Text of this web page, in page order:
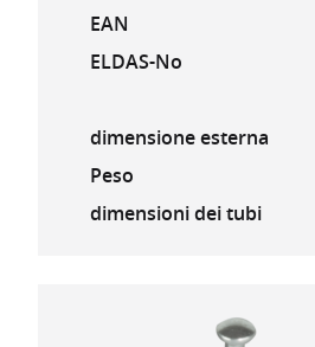
EAN
ELDAS-No
dimensione esterna
Peso
dimensioni dei tubi